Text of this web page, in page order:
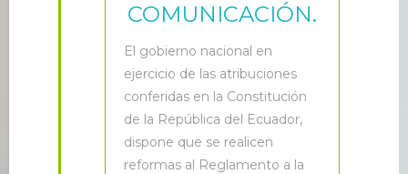
COMUNICACIÓN.
El gobierno nacional en
ejercicio de las atribuciones
conferidas en la Constitución
de la República del Ecuador,
dispone que se realicen
reformas al Reglamento a la